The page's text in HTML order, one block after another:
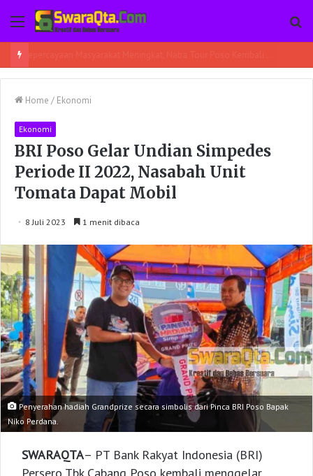
Menu
Home / Ekonomi
Ekonomi
BRI Poso Gelar Undian Simpedes
Periode II 2022, Nasabah Unit
Tomata Dapat Mobil
8 Juli 2023 1 menit dibaca
Penyerahan hadiah Grandprize secara simbolis dari Pinca BRI Poso Bapak
Niko Perdana.
SWARAQTA– PT Bank Rakyat Indonesia (BRI)